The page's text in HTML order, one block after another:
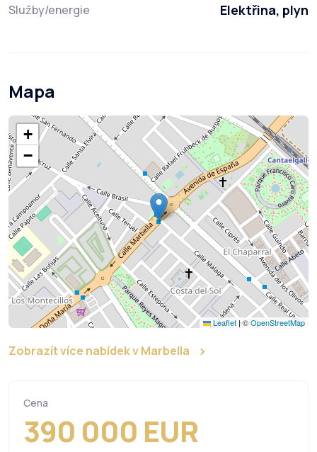
Služby/energie Elektřina, plyn
Mapa
+
−
Leaflet |©OpenStreetMap
Zobrazít více nabídek v Marbella
Cena
390 000 EUR